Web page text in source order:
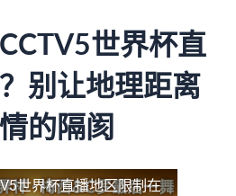
世界杯直
别让地理距离
的隔阂
世界杯直播地区限制在